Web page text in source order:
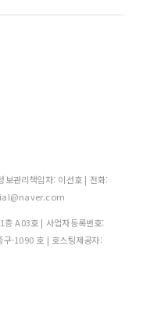
관리책임자: 이선호 | 전화:
A03호 | 사업자등록번호:
구-1090 호 | 호스팅제공자: